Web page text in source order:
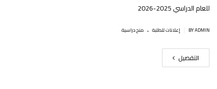
للعام الدراسي 2025-2026
BY ADMIN إعلانات للطلبة . منح دراسية
التفصيل